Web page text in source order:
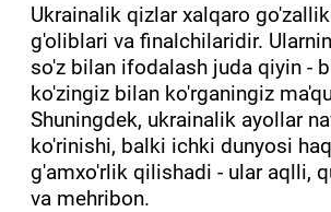
Ukrainalik qizlar xalqaro
g'oliblari va finalchilaridir.
so'z bilan ifodalash juda qiyin -
ko'zingiz bilan ko'rganingiz
Shuningdek, ukrainalik ayollar
ko'rinishi, balki ichki dunyosi
g'amxo'rlik qilishadi - ular aqlli,
va mehribon.